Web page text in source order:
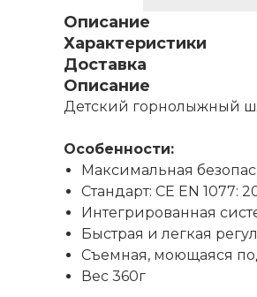
Описание
Характеристики
Доставка
Описание
Детский горнолыжный
Особенности:
Максимальная
Стандарт: CE EN 1077:
Интегрированная
Быстрая и легкая
Съемная, моющаяся
Вес 360г